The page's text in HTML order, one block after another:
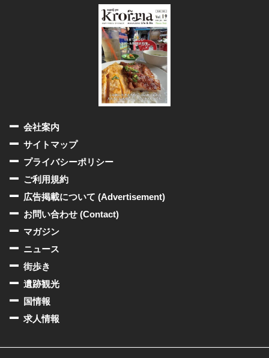
会社案内
サイトマップ
プライバシーポリシー
ご利用規約
広告掲載について (Advertisement)
お問い合わせ (Contact)
マガジン
ニュース
街歩き
遺跡観光
国情報
求人情報